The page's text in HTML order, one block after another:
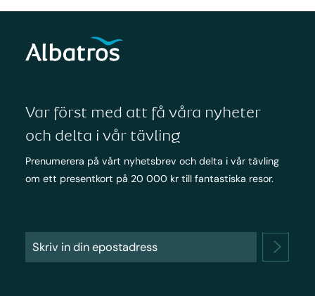
Var först med att få våra nyheter
och delta i vår tävling
Prenumerera på vårt nyhetsbrev och delta i vår tävling
om ett presentkort på 20 000 kr till fantastiska resor.